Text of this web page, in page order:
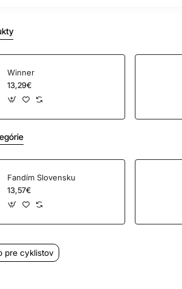
Winner
13,29€
Fandím Slovensku
13,57€
pre cyklistov